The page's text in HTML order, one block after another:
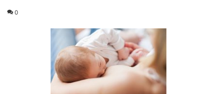
0